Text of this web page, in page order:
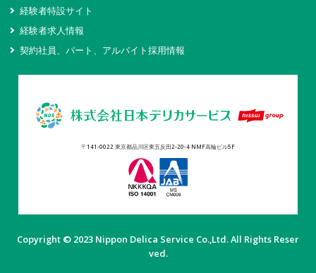
経験者特設サイト
経験者求人情報
契約社員、パート、アルバイト採用情報
〒141-0022 東京都品川区東五反田2-20-4 NMF高輪ビル5F
Copyright © 2023 Nippon Delica Service Co.,Ltd. All Rights Reser
ved.